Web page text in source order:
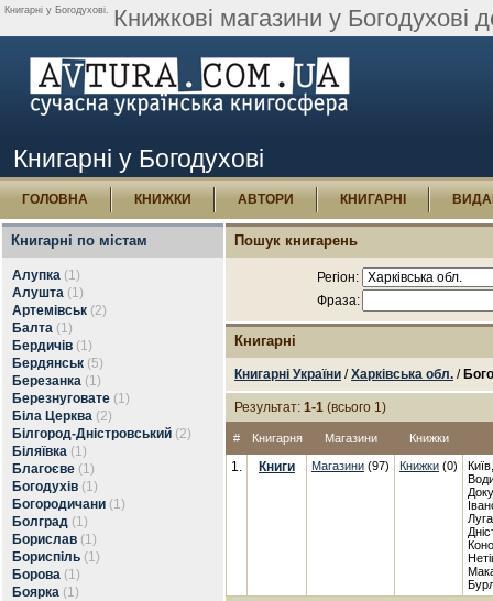
Книгарні у Богодухові. Книжкові магазини у Богодухові
Книгарні у Богодухові
ГОЛОВНА КНИЖКИ АВТОРИ КНИГАРНІ
Книгарні по містам
Алупка (1)
Алушта (1)
Артемівськ (2)
Балта (1)
Бердичів (1)
Бердянськ (5)
Березанка (1)
Березнуговате (1)
Біла Церква (2)
Білгород-Дністровський (2)
Біляївка (1)
Благоєве (1)
Богодухів (1)
Богородичани (1)
Болград (1)
Борислав (1)
Бориспіль (1)
Борова (1)
Боярка (1)
Пошук книгарень
Регіон:
Фраза:
Книгарні
Книгарні України /Харківська обл. /
Результат: 1-1 (всього 1)
# Книгарня Магазини Книжки
1. Книги Магазини (97) Книжки (0)